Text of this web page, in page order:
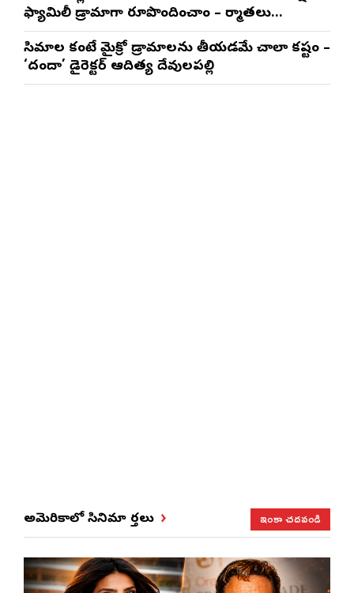
ఫ్యామిలీ డ్రామాగా రూపొందించాం – నిర్మాతలు
త్రినాథరావు నక్కిన, కాండ్రేగుల నాయుడు
సినిమాల కంటే మైక్రో డ్రామాలను తీయడమే చాలా కష్టం –
‘దందా’ డైరెక్ట‌ర్ ఆదిత్య దేవులపల్లి
అమెరికాలో సినిమా వార్తలు ఇంకా చదవండి